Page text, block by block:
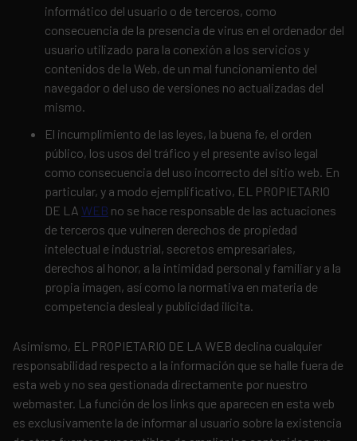
informático del usuario o de terceros, como
consecuencia de la presencia de virus en el ordenador del
usuario utilizado para la conexión a los servicios y
contenidos de la Web, de un mal funcionamiento del
navegador o del uso de versiones no actualizadas del
mismo.
El incumplimiento de las leyes, la buena fe, el orden
público, los usos del tráfico y el presente aviso legal
como consecuencia del uso incorrecto del sitio web. En
particular, y a modo ejemplificativo, EL PROPIETARIO
DE LA WEB no se hace responsable de las actuaciones
de terceros que vulneren derechos de propiedad
intelectual e industrial, secretos empresariales,
derechos al honor, a la intimidad personal y familiar y a la
propia imagen, así como la normativa en materia de
competencia desleal y publicidad ilícita.
Asimismo, EL PROPIETARIO DE LA WEB declina cualquier
responsabilidad respecto a la información que se halle fuera de
esta web y no sea gestionada directamente por nuestro
webmaster. La función de los links que aparecen en esta web
es exclusivamente la de informar al usuario sobre la existencia